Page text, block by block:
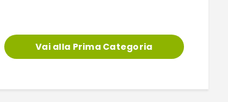
Vai alla Prima Categoria